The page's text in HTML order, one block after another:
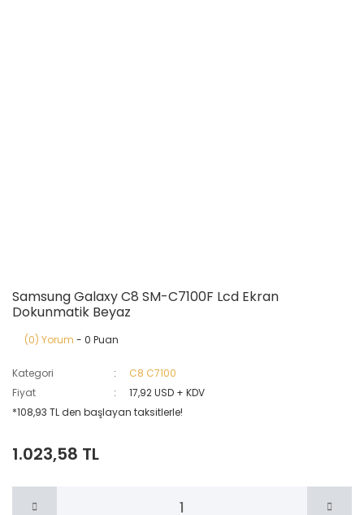
Samsung Galaxy C8 SM-C7100F Lcd Ekran
Dokunmatik Beyaz
(0) Yorum - 0 Puan
Kategori
C8 C7100
Fiyat
17,92 USD + KDV
*108,93 TL den başlayan taksitlerle!
1.023,58 TL